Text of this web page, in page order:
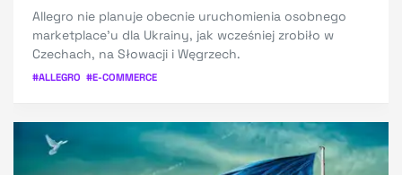
Allegro nie planuje obecnie uruchomienia osobnego
marketplace’u dla Ukrainy, jak wcześniej zrobiło w
Czechach, na Słowacji i Węgrzech.
#ALLEGRO #E-COMMERCE